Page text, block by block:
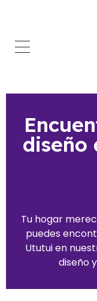
diseño
Tu hogar
puedes
Ututui en
diseño